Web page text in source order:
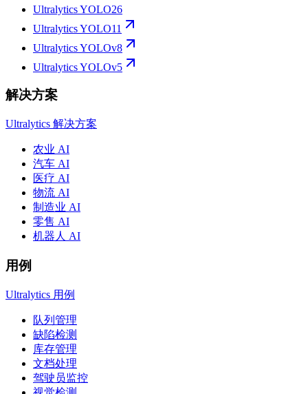
Ultralytics YOLO26
Ultralytics YOLO11
Ultralytics YOLOv8
Ultralytics YOLOv5
解决方案
Ultralytics 解决方案
农业 AI
汽车 AI
医疗 AI
物流 AI
制造业 AI
零售 AI
机器人 AI
用例
Ultralytics 用例
队列管理
缺陷检测
库存管理
文档处理
驾驶员监控